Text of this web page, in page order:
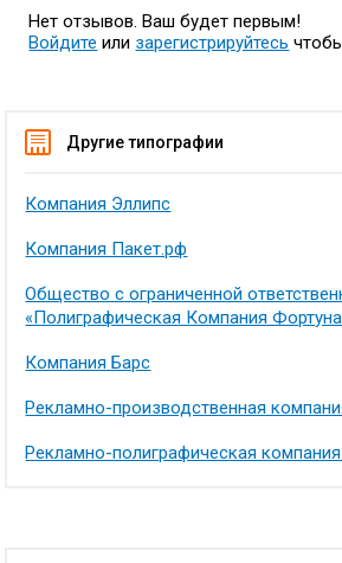
Нет отзывов. Ваш будет первым!
Войдите или зарегистрируйтесь
Другие типографии
Компания Эллипс
Компания Пакет.рф
Общество с ограниченной
«Полиграфическая Компания
Компания Барс
Рекламно-производственная
Рекламно-полиграфическая